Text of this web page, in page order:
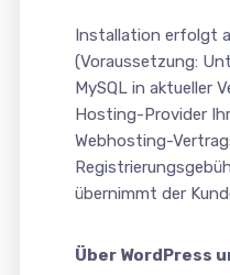
Installation erfolgt
(Voraussetzung:
MySQL in aktueller
Hosting-Provider
Webhosting-
übernimmt der
Über WordPress